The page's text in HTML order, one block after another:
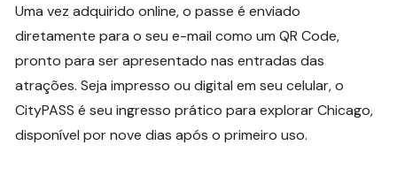
Uma vez adquirido online, o passe é enviado
diretamente para o seu e-mail como um QR Code,
pronto para ser apresentado nas entradas das
atrações. Seja impresso ou digital em seu celular, o
CityPASS é seu ingresso prático para explorar Chicago,
disponível por nove dias após o primeiro uso.